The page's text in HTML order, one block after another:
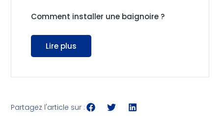
Comment installer une baignoire ?
Lire plus
Partagez l'article sur :